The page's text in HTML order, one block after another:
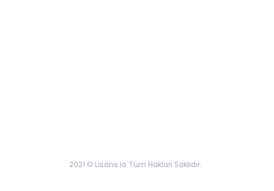
2021 © Lisans.io Tüm Hakları Saklıdır.